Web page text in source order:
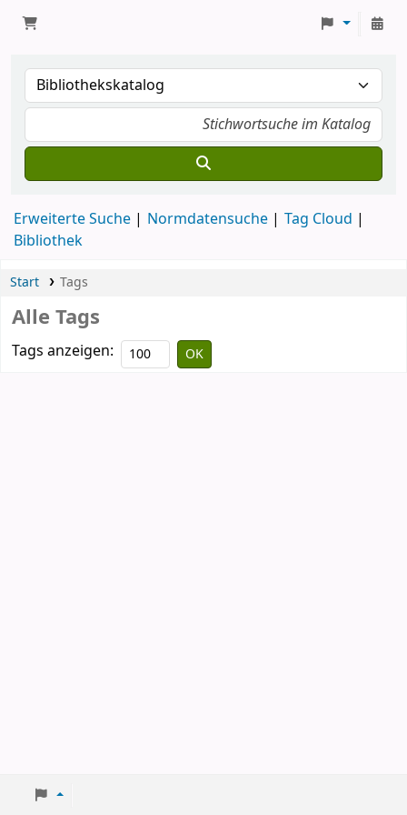
Erweiterte Suche Normdatensuche
Tag Cloud
Bibliothek
Start Tags
Alle Tags
Tags anzeigen: